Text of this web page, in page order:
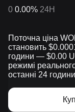
0 0.00% 24H
Поточна ціна
становить
години — $0.00
режимі
останні 24